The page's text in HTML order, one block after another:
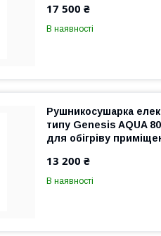
17 500 ₴
В наявності
Рушникосушарка
типу Genesis AQUA
для обігріву
13 200 ₴
В наявності